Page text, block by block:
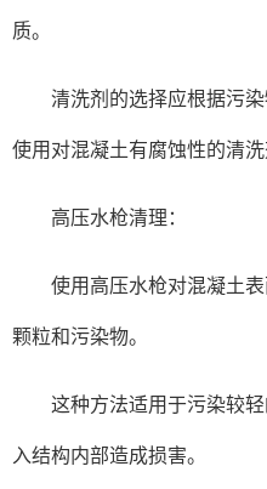
质。
清洗剂的选择应根据污染
使用对混凝土有腐蚀性的清洗
高压水枪清理：
使用高压水枪对混凝土表
颗粒和污染物。
这种方法适用于污染较轻
入结构内部造成损害。